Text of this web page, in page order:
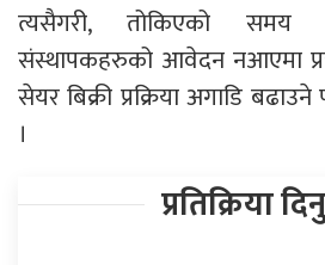
त्यसैगरी, तोकिएको समय
संस्थापकहरुको आवेदन नआएमा
सेयर बिक्री प्रक्रिया अगाडि
।
प्रतिक्रिया